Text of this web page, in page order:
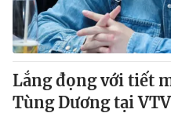
Lắng đọng với tiết
Tùng Dương tại